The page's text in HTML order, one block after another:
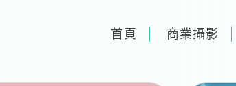
首頁 商業攝影